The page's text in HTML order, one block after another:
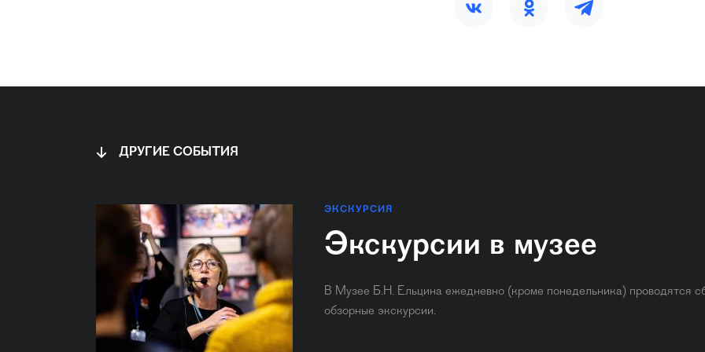
ДРУГИЕ СОБЫТИЯ
ЭКСКУРСИЯ
Экскурсии в музее
В Музее Б.Н. Ельцина ежедневно (кроме понедельника) ​проводятся
обзорные экскурсии.